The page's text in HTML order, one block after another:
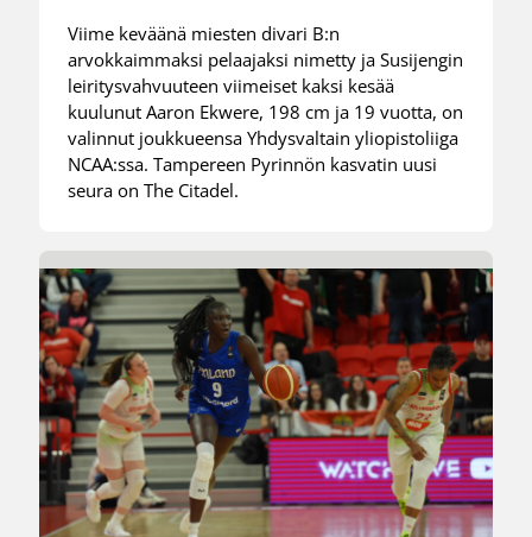
Viime keväänä miesten divari B:n
arvokkaimmaksi pelaajaksi nimetty ja Susijengin
leiritysvahvuuteen viimeiset kaksi kesää
kuulunut Aaron Ekwere, 198 cm ja 19 vuotta, on
valinnut joukkueensa Yhdysvaltain yliopistoliiga
NCAA:ssa. Tampereen Pyrinnön kasvatin uusi
seura on The Citadel.